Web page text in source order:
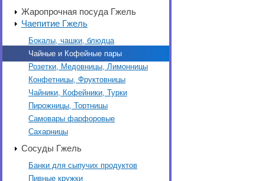
Жаропрочная посуда Гжель
Чаепитие Гжель
Бокалы, чашки, блюдца
Чайные и Кофейные пары
Розетки, Медовницы, Лимонницы
Конфетницы, Фруктовницы
Чайники, Кофейники, Турки
Пирожницы, Тортницы
Самовары фарфоровые
Сахарницы
Сосуды Гжель
Банки для сыпучих продуктов
Пивные кружки